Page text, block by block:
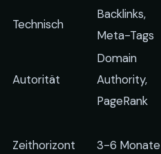
Technisch
Backlinks,
Meta-Tags
Autorität
Domain
Authority,
PageRank
Zeithorizont 3-6 Monate